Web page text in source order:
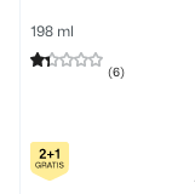
198 ml
(6)